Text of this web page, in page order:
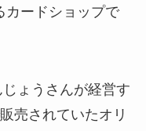
カードショップで
ょうさんが経営す
売されていたオリ